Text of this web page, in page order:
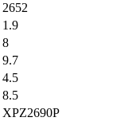
2652
1.9
8
9.7
4.5
8.5
XPZ2690P